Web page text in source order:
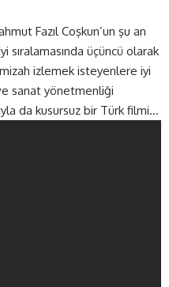
Fazıl Coşkun’un şu an
üçüncü olarak
izlemek isteyenlere iyi
sanat yönetmenliği
da kusursuz bir Türk filmi…